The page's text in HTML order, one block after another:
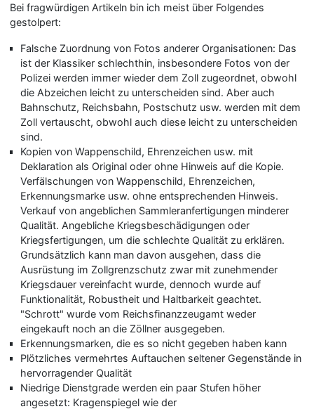
Bei fragwürdigen Artikeln bin ich meist über Folgendes
gestolpert:
Falsche Zuordnung von Fotos anderer Organisationen: Das
ist der Klassiker schlechthin, insbesondere Fotos von der
Polizei werden immer wieder dem Zoll zugeordnet, obwohl
die Abzeichen leicht zu unterscheiden sind. Aber auch
Bahnschutz, Reichsbahn, Postschutz usw. werden mit dem
Zoll vertauscht, obwohl auch diese leicht zu unterscheiden
sind.
Kopien von Wappenschild, Ehrenzeichen usw. mit
Deklaration als Original oder ohne Hinweis auf die Kopie.
Verfälschungen von Wappenschild, Ehrenzeichen,
Erkennungsmarke usw. ohne entsprechenden Hinweis.
Verkauf von angeblichen Sammleranfertigungen minderer
Qualität. Angebliche Kriegsbeschädigungen oder
Kriegsfertigungen, um die schlechte Qualität zu erklären.
Grundsätzlich kann man davon ausgehen, dass die
Ausrüstung im Zollgrenzschutz zwar mit zunehmender
Kriegsdauer vereinfacht wurde, dennoch wurde auf
Funktionalität, Robustheit und Haltbarkeit geachtet.
"Schrott" wurde vom Reichsfinanzzeugamt weder
eingekauft noch an die Zöllner ausgegeben.
Erkennungsmarken, die es so nicht gegeben haben kann
Plötzliches vermehrtes Auftauchen seltener Gegenstände in
hervorragender Qualität
Niedrige Dienstgrade werden ein paar Stufen höher
angesetzt: Kragenspiegel wie der